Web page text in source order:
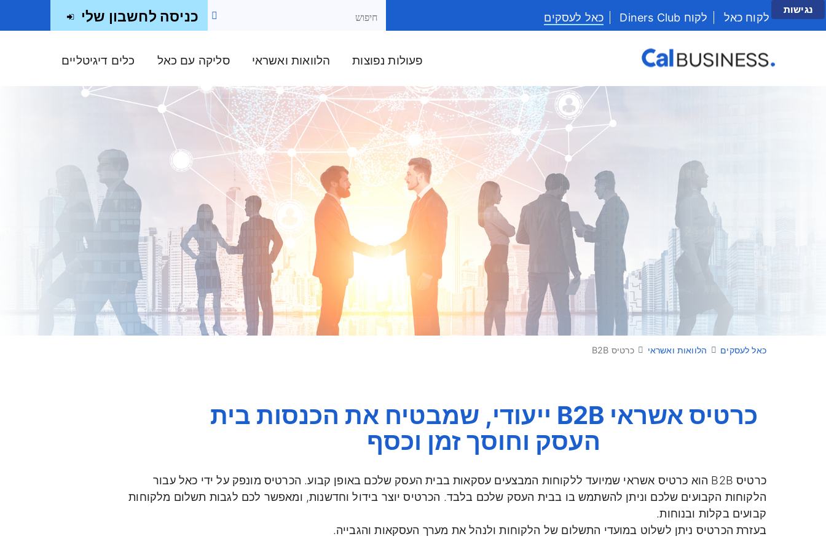
לקוח כאל לקוח Diners Club
כאל לעסקים
פעולות נפוצות הלוואות ואשראי סליקה עם כאל כלים דיגיטליים
כניסה לחשבון שלי
כאל לעסקים הלוואות ואשראי כרטיס B2B
כרטיס אשראי B2B ייעודי, שמבטיח את הכנסות בית
העסק וחוסך זמן וכסף
כרטיס B2B הוא כרטיס אשראי שמיועד ללקוחות המבצעים עסקאות בבית העסק שלכם באופן קבוע. הכרטיס מונפק על ידי כאל עבור
הלקוחות הקבועים שלכם וניתן להשתמש בו בבית העסק שלכם בלבד. הכרטיס יוצר בידול וחדשנות, ומאפשר לכם לגבות תשלום מלקוחות
קבועים בקלות ובנוחות.
בעזרת הכרטיס ניתן לשלוט במועדי התשלום של הלקוחות ולנהל את מערך העסקאות והגבייה.
נגישות